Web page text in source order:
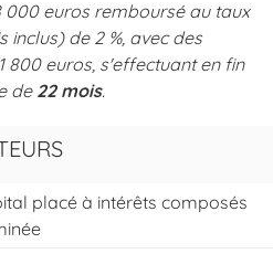
000 euros remboursé au taux
de 2 %, avec des
800 euros, s'effectuant en fin
de 22 mois.
placé à intérêts composés